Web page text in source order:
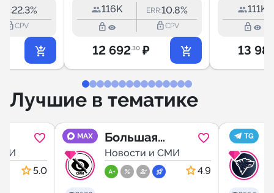
22.3%
lock_outlineCPV
116K ERR:10.8%
lock_outline lock_outlineCPV
12 692.30 ₽
111K
lock_outline
13
Лучшие в тематике
5.0
MAX
Большая
Кубань
Новости и СМИ
4.9
TG